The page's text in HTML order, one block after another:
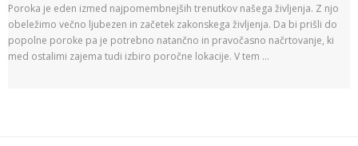
Poroka je eden izmed najpomembnejših trenutkov našega življenja. Z njo
obeležimo večno ljubezen in začetek zakonskega življenja. Da bi prišli do
popolne poroke pa je potrebno natančno in pravočasno načrtovanje, ki
med ostalimi zajema tudi izbiro poročne lokacije. V tem …